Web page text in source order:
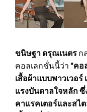
ขนิษฐา ดรุณเนตร ก
คอลเลกชั่นนี้ว่า “คอ
เสื้อผ้าแบบพาวเวอร์
แรงบันดาลใจหลัก ซึ่
คาแรคเตอร์และสไ